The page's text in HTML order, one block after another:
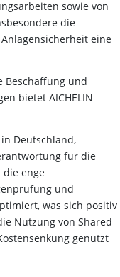
sowie von
die
eine
Beschaffung und
bietet AICHELIN
Deutschland,
für die
die enge
und
was sich positiv
Nutzung von Shared
genutzt